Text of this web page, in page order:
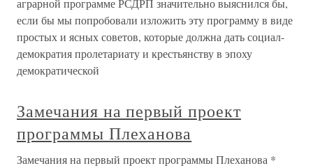
аграрной программе РСДРП значительно выяснился бы,
если бы мы попробовали изложить эту программу в виде
простых и ясных советов, которые должна дать социал-
демократия пролетариату и крестьянству в эпоху
демократической
Замечания на первый проект
программы Плеханова
Замечания на первый проект программы Плеханова *